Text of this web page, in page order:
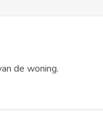
de woning.